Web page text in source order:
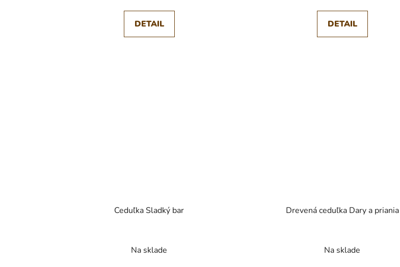
DETAIL DETAIL
Ceduľka Sladký bar
Na sklade
Drevená ceduľka Dary a priania
Na sklade